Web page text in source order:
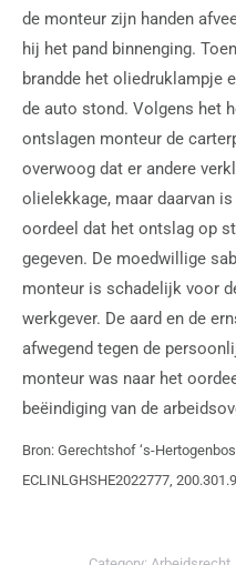
de monteur zijn handen
hij het pand binnenging.
brandde het oliedruklampje
de auto stond. Volgens het
ontslagen monteur de
overwoog dat er andere
olielekkage, maar daarvan
oordeel dat het ontslag op
gegeven. De moedwillige
monteur is schadelijk voor
werkgever. De aard en de
afwegend tegen de
monteur was naar het
beëindiging van de
Bron: Gerechtshof ‘s-
ECLINLGHSHE2022777,